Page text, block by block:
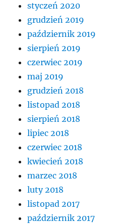
styczeń 2020
grudzień 2019
październik 2019
sierpień 2019
czerwiec 2019
maj 2019
grudzień 2018
listopad 2018
sierpień 2018
lipiec 2018
czerwiec 2018
kwiecień 2018
marzec 2018
luty 2018
listopad 2017
październik 2017